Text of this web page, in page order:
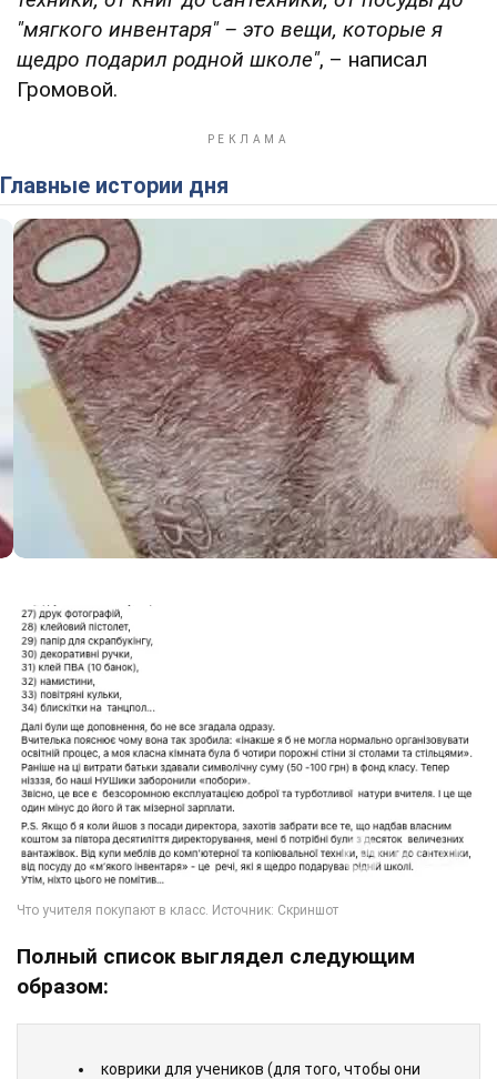
"мягкого инвентаря" – это вещи, которые я
щедро подарил родной школе", – написал
Громовой.
Главные истории дня
Полный список выглядел следующим
образом:
коврики для учеников (для того, чтобы они